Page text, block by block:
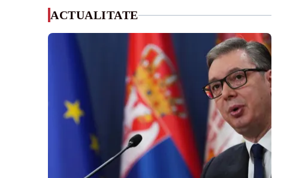
ACTUALITATE